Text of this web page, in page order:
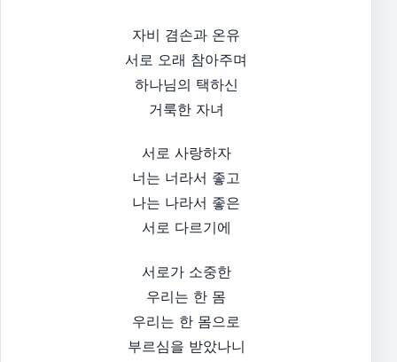
자비 겸손과 온유
서로 오래 참아주며
하나님의 택하신
거룩한 자녀
서로 사랑하자
너는 너라서 좋고
나는 나라서 좋은
서로 다르기에
서로가 소중한
우리는 한 몸
우리는 한 몸으로
부르심을 받았나니